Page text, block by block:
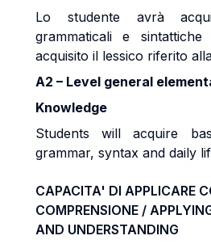
Lo studente avrà
grammaticali e
acquisito il lessico riferito
A2 – Level general
Knowledge
Students will acquire
grammar, syntax and daily
CAPACITA' DI APPLICARE
COMPRENSIONE /
AND UNDERSTANDING